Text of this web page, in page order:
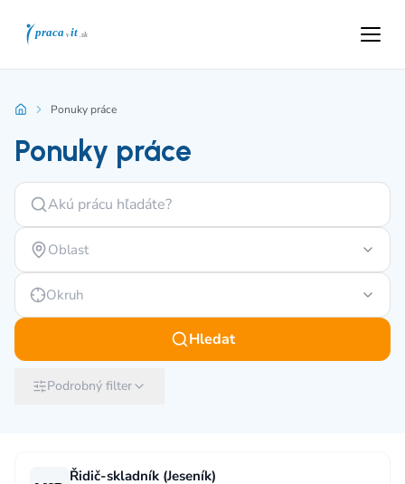
Ponuky práce
Ponuky práce
Oblast
Okruh
Hledat
Podrobný filter
Řidič-skladník (Jeseník)
Měsíční plat